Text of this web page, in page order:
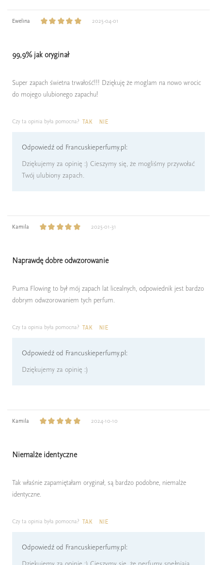
Ewelina 2025-04-01
99,9% jak oryginał
Super zapach świetna trwałość!!! Dziękuję że moglam na nowo wrocic
do mojego ulubionego zapachu!
Czy ta opinia była pomocna? TAK NIE
Odpowiedź od Francuskieperfumy.pl:
Dziękujemy za opinię :) Cieszymy się, że mogliśmy przywołać
Twój ulubiony zapach.
Kamila 2025-01-31
Naprawdę dobre odwzorowanie
Puma Flowing to był mój zapach lat licealnych, odpowiednik jest bardzo
dobrym odwzorowaniem tych perfum.
Czy ta opinia była pomocna? TAK NIE
Odpowiedź od Francuskieperfumy.pl:
Dziękujemy za opinię :)
Kamila 2024-10-10
Niemalże identyczne
Tak właśnie zapamiętałam oryginał, są bardzo podobne, niemalże
identyczne.
Czy ta opinia była pomocna? TAK NIE
Odpowiedź od Francuskieperfumy.pl: